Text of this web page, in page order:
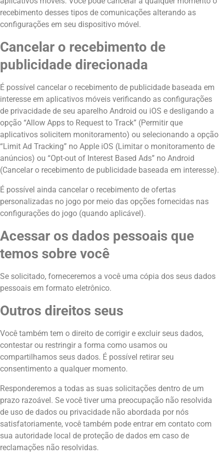
recebimento desses tipos de comunicações alterando as
configurações em seu dispositivo móvel.
Cancelar o recebimento de
publicidade direcionada
É possível cancelar o recebimento de publicidade baseada em
interesse em aplicativos móveis verificando as configurações
de privacidade de seu aparelho Android ou iOS e desligando a
opção “Allow Apps to Request to Track” (Permitir que
aplicativos solicitem monitoramento) ou selecionando a opção
“Limit Ad Tracking” no Apple iOS (Limitar o monitoramento de
anúncios) ou “Opt-out of Interest Based Ads” no Android
(Cancelar o recebimento de publicidade baseada em interesse).
É possível ainda cancelar o recebimento de ofertas
personalizadas no jogo por meio das opções fornecidas nas
configurações do jogo (quando aplicável).
Acessar os dados pessoais que
temos sobre você
Se solicitado, forneceremos a você uma cópia dos seus dados
pessoais em formato eletrônico.
Outros direitos seus
Você também tem o direito de corrigir e excluir seus dados,
contestar ou restringir a forma como usamos ou
compartilhamos seus dados. É possível retirar seu
consentimento a qualquer momento.
Responderemos a todas as suas solicitações dentro de um
prazo razoável. Se você tiver uma preocupação não resolvida
de uso de dados ou privacidade não abordada por nós
satisfatoriamente, você também pode entrar em contato com
sua autoridade local de proteção de dados em caso de
reclamações não resolvidas.